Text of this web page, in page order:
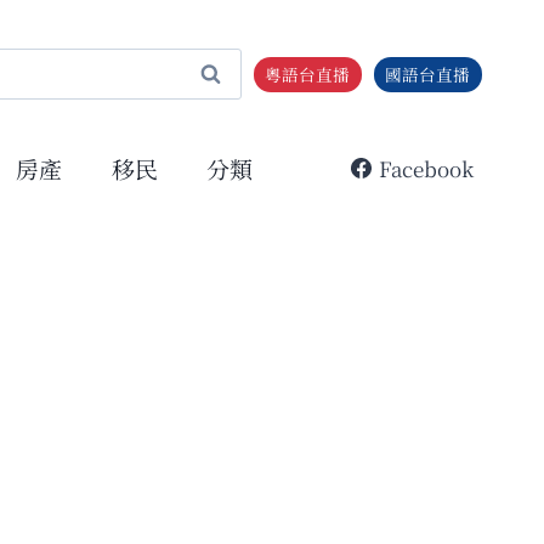
粵語台直播 國語台直播
房產 移民 分類 Facebook